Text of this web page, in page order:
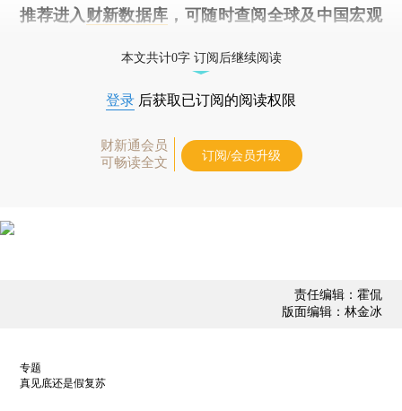
推荐进入 财新数据库 ，可随时查阅全球及中国宏观
本文共计0字 订阅后继续阅读
登录 后获取已订阅的阅读权限
财新通会员
可畅读全文
订阅/会员升级
责任编辑：霍侃
版面编辑：林金冰
专题
真见底还是假复苏